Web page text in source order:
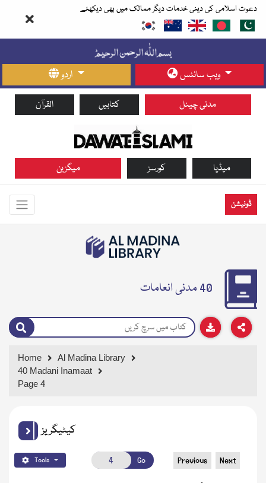
دعوت اسلامی کی دینی خدمات دیگر ممالک میں بھی دیکھئے
اردو ویب سائٹس
القرآن کتابیں مدنی چینل
میگزین کورسز میڈیا
ڈونیشن
40 مدنی انعامات
Home
Al Madina Library
40 Madani Inamaat
Page 4
کیٹیگریز
Tools Go Previous Next